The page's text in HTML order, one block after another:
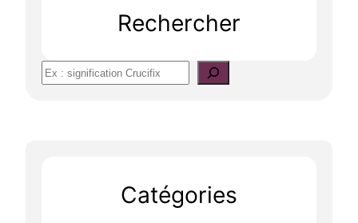
Rechercher
S
Catégories